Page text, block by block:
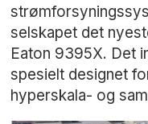
selskapet det
Eaton 9395X. Det
spesielt designet
hyperskala- og